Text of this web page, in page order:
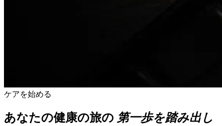
ケアを始める
あなたの健康の旅の 第一歩を踏み出し